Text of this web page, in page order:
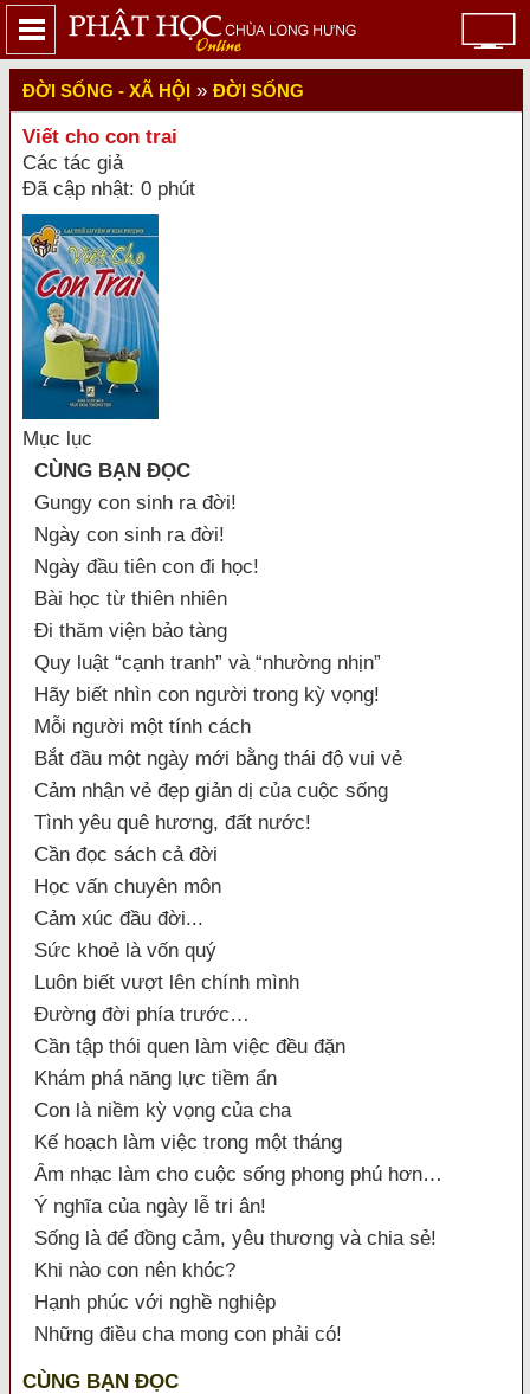
ĐỜI SỐNG - XÃ HỘI » ĐỜI SỐNG
Viết cho con trai
Các tác giả
Đã cập nhật: 0 phút
Mục lục
CÙNG BẠN ĐỌC
Gungy con sinh ra đời!
Ngày con sinh ra đời!
Ngày đầu tiên con đi học!
Bài học từ thiên nhiên
Đi thăm viện bảo tàng
Quy luật “cạnh tranh” và “nhường nhịn”
Hãy biết nhìn con người trong kỳ vọng!
Mỗi người một tính cách
Bắt đầu một ngày mới bằng thái độ vui vẻ
Cảm nhận vẻ đẹp giản dị của cuộc sống
Tình yêu quê hương, đất nước!
Cần đọc sách cả đời
Học vấn chuyên môn
Cảm xúc đầu đời...
Sức khoẻ là vốn quý
Luôn biết vượt lên chính mình
Đường đời phía trước…
Cần tập thói quen làm việc đều đặn
Khám phá năng lực tiềm ẩn
Con là niềm kỳ vọng của cha
Kế hoạch làm việc trong một tháng
Âm nhạc làm cho cuộc sống phong phú hơn…
Ý nghĩa của ngày lễ tri ân!
Sống là để đồng cảm, yêu thương và chia sẻ!
Khi nào con nên khóc?
Hạnh phúc với nghề nghiệp
Những điều cha mong con phải có!
CÙNG BẠN ĐỌC